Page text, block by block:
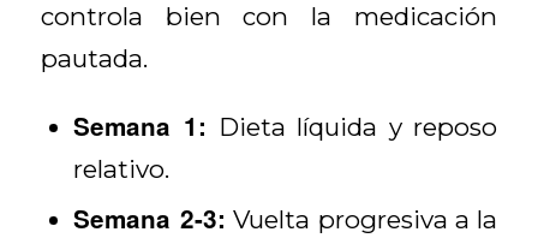
controla bien con la medicación
pautada.
Semana 1: Dieta líquida y reposo
relativo.
Semana 2-3: Vuelta progresiva a la